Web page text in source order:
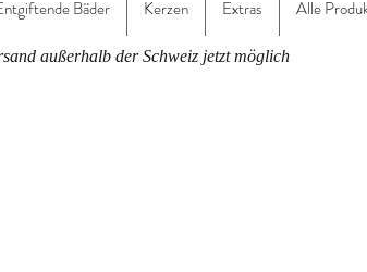
Bäder Kerzen Extras Alle
außerhalb der Schweiz jetzt möglich